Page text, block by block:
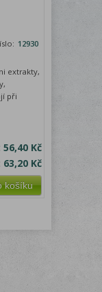
12930
extrakty,
při
56,40 Kč
63,20 Kč
košíku